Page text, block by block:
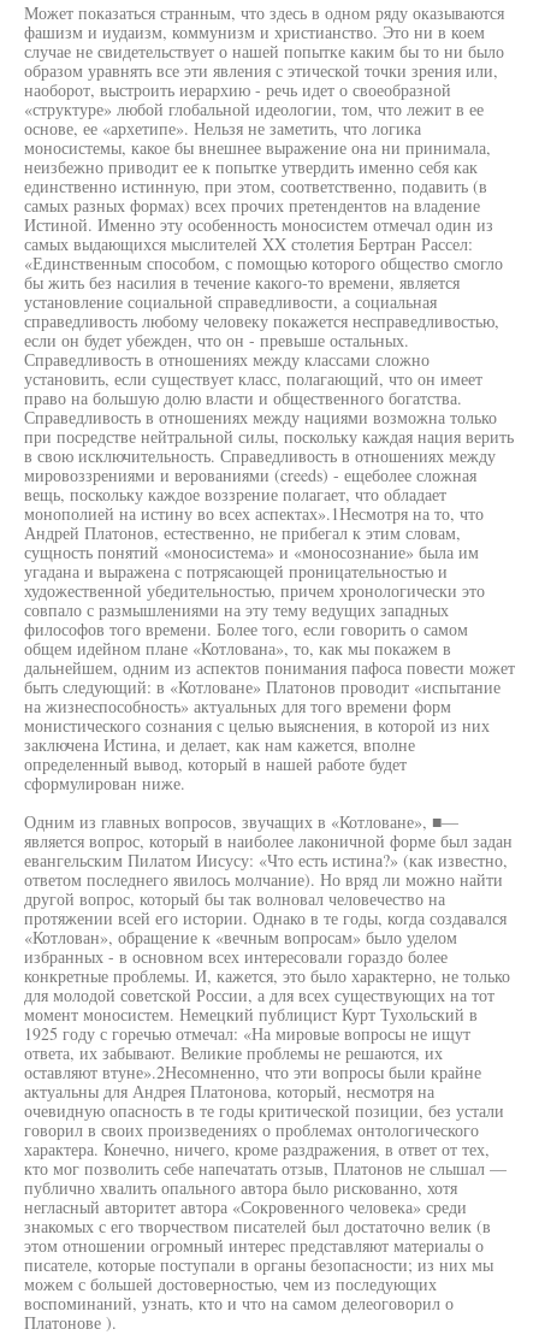
Может показаться странным, что здесь в одном ряду оказываются
фашизм и иудаизм, коммунизм и христианство. Это ни в коем
случае не свидетельствует о нашей попытке каким бы то ни было
образом уравнять все эти явления с этической точки зрения или,
наоборот, выстроить иерархию - речь идет о своеобразной
«структуре» любой глобальной идеологии, том, что лежит в ее
основе, ее «архетипе». Нельзя не заметить, что логика
моносистемы, какое бы внешнее выражение она ни принимала,
неизбежно приводит ее к попытке утвердить именно себя как
единственно истинную, при этом, соответственно, подавить (в
самых разных формах) всех прочих претендентов на владение
Истиной. Именно эту особенность моносистем отмечал один из
самых выдающихся мыслителей XX столетия Бертран Рассел:
«Единственным способом, с помощью которого общество смогло
бы жить без насилия в течение какого-то времени, является
установление социальной справедливости, а социальная
справедливость любому человеку покажется несправедливостью,
если он будет убежден, что он - превыше остальных.
Справедливость в отношениях между классами сложно
установить, если существует класс, полагающий, что он имеет
право на большую долю власти и общественного богатства.
Справедливость в отношениях между нациями возможна только
при посредстве нейтральной силы, поскольку каждая нация верить
в свою исключительность. Справедливость в отношениях между
мировоззрениями и верованиями (creeds) - ещеболее сложная
вещь, поскольку каждое воззрение полагает, что обладает
монополией на истину во всех аспектах».1Несмотря на то, что
Андрей Платонов, естественно, не прибегал к этим словам,
сущность понятий «моносистема» и «моносознание» была им
угадана и выражена с потрясающей проницательностью и
художественной убедительностью, причем хронологически это
совпало с размышлениями на эту тему ведущих западных
философов того времени. Более того, если говорить о самом
общем идейном плане «Котлована», то, как мы покажем в
дальнейшем, одним из аспектов понимания пафоса повести может
быть следующий: в «Котловане» Платонов проводит «испытание
на жизнеспособность» актуальных для того времени форм
монистического сознания с целью выяснения, в которой из них
заключена Истина, и делает, как нам кажется, вполне
определенный вывод, который в нашей работе будет
сформулирован ниже.
Одним из главных вопросов, звучащих в «Котловане», ■—
является вопрос, который в наиболее лаконичной форме был задан
евангельским Пилатом Иисусу: «Что есть истина?» (как известно,
ответом последнего явилось молчание). Но вряд ли можно найти
другой вопрос, который бы так волновал человечество на
протяжении всей его истории. Однако в те годы, когда создавался
«Котлован», обращение к «вечным вопросам» было уделом
избранных - в основном всех интересовали гораздо более
конкретные проблемы. И, кажется, это было характерно, не только
для молодой советской России, а для всех существующих на тот
момент моносистем. Немецкий публицист Курт Тухольский в
1925 году с горечью отмечал: «На мировые вопросы не ищут
ответа, их забывают. Великие проблемы не решаются, их
оставляют втуне».2Несомненно, что эти вопросы были крайне
актуальны для Андрея Платонова, который, несмотря на
очевидную опасность в те годы критической позиции, без устали
говорил в своих произведениях о проблемах онтологического
характера. Конечно, ничего, кроме раздражения, в ответ от тех,
кто мог позволить себе напечатать отзыв, Платонов не слышал —
публично хвалить опального автора было рискованно, хотя
негласный авторитет автора «Сокровенного человека» среди
знакомых с его творчеством писателей был достаточно велик (в
этом отношении огромный интерес представляют материалы о
писателе, которые поступали в органы безопасности; из них мы
можем с большей достоверностью, чем из последующих
воспоминаний, узнать, кто и что на самом делеоговорил о
Платонове ).